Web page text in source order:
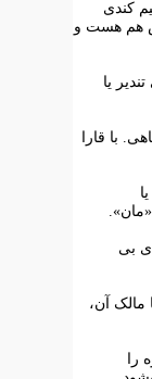
کندی
هم هست و
یا
با قارا
بی
مالک آن،
را